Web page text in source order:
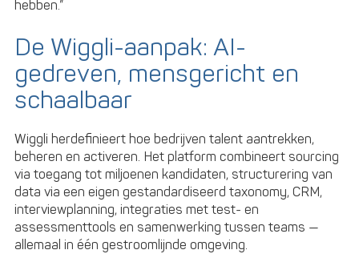
hebben.”
De Wiggli-aanpak: AI-
gedreven, mensgericht en
schaalbaar
Wiggli herdefinieert hoe bedrijven talent aantrekken,
beheren en activeren. Het platform combineert sourcing
via toegang tot miljoenen kandidaten, structurering van
data via een eigen gestandardiseerd taxonomy, CRM,
interviewplanning, integraties met test- en
assessmenttools en samenwerking tussen teams —
allemaal in één gestroomlijnde omgeving.